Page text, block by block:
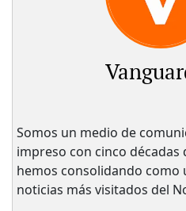
Somos un medio de
impreso con cinco décadas
hemos consolidando como
noticias más visitados del